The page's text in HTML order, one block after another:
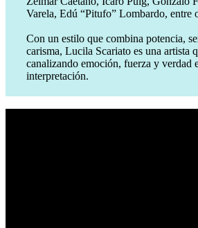
Varela, Edú “Pitufo” Lombardo, entre
Con un estilo que combina potencia,
carisma, Lucila Scariato es una artista
canalizando emoción, fuerza y verdad
interpretación.